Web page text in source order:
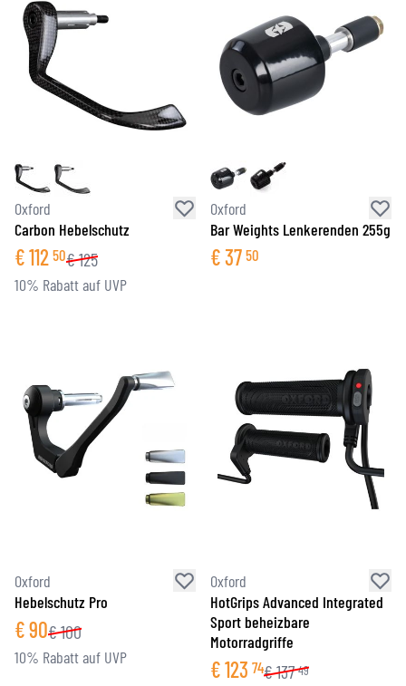
Oxford
Carbon Hebelschutz
€112 50€125
10% Rabatt auf UVP
Oxford
Bar Weights Lenkerenden 255g
€37 50
Oxford
Hebelschutz Pro
€90€100
10% Rabatt auf UVP
Oxford
HotGrips Advanced Integrated
Sport beheizbare
Motorradgriffe
€123 74€137 49